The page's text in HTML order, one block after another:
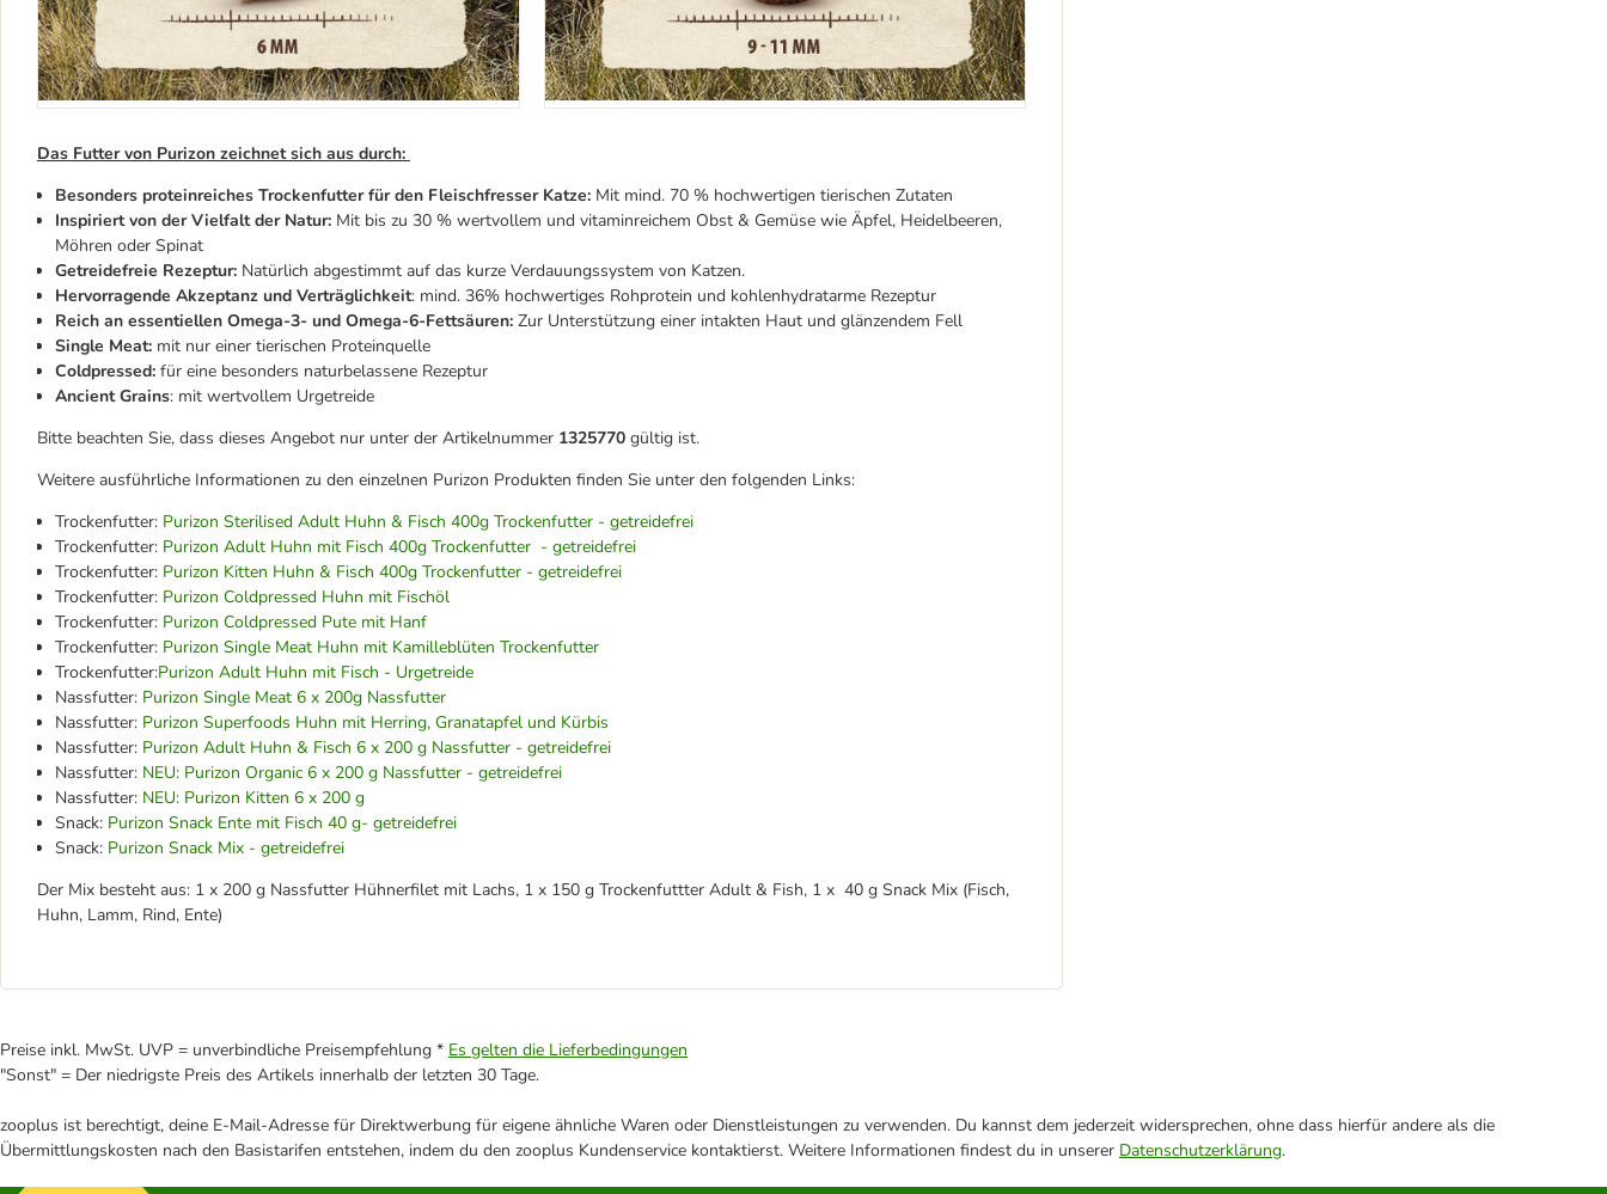
Das Futter von Purizon zeichnet sich aus durch:
Besonders proteinreiches Trockenfutter für den Fleischfresser Katze: Mit mind. 70 % hochwertigen tierischen Zutaten
Inspiriert von der Vielfalt der Natur: Mit bis zu 30 % wertvollem und vitaminreichem Obst & Gemüse wie Äpfel, Heidelbeeren,
Möhren oder Spinat
Getreidefreie Rezeptur: Natürlich abgestimmt auf das kurze Verdauungssystem von Katzen.
Hervorragende Akzeptanz und Verträglichkeit: mind. 36% hochwertiges Rohprotein und kohlenhydratarme Rezeptur
Reich an essentiellen Omega-3- und Omega-6-Fettsäuren: Zur Unterstützung einer intakten Haut und glänzendem Fell
Single Meat: mit nur einer tierischen Proteinquelle
Coldpressed: für eine besonders naturbelassene Rezeptur
Ancient Grains: mit wertvollem Urgetreide
Bitte beachten Sie, dass dieses Angebot nur unter der Artikelnummer 1325770 gültig ist.
Weitere ausführliche Informationen zu den einzelnen Purizon Produkten finden Sie unter den folgenden Links:
Trockenfutter: Purizon Sterilised Adult Huhn & Fisch 400g Trockenfutter - getreidefrei
Trockenfutter: Purizon Adult Huhn mit Fisch 400g Trockenfutter - getreidefrei
Trockenfutter: Purizon Kitten Huhn & Fisch 400g Trockenfutter - getreidefrei
Trockenfutter: Purizon Coldpressed Huhn mit Fischöl
Trockenfutter: Purizon Coldpressed Pute mit Hanf
Trockenfutter: Purizon Single Meat Huhn mit Kamilleblüten Trockenfutter
Trockenfutter:Purizon Adult Huhn mit Fisch - Urgetreide
Nassfutter: Purizon Single Meat 6 x 200g Nassfutter
Nassfutter: Purizon Superfoods Huhn mit Herring, Granatapfel und Kürbis
Nassfutter: Purizon Adult Huhn & Fisch 6 x 200 g Nassfutter - getreidefrei
Nassfutter: NEU: Purizon Organic 6 x 200 g Nassfutter - getreidefrei
Nassfutter: NEU: Purizon Kitten 6 x 200 g
Snack: Purizon Snack Ente mit Fisch 40 g- getreidefrei
Snack: Purizon Snack Mix - getreidefrei
Der Mix besteht aus: 1 x 200 g Nassfutter Hühnerfilet mit Lachs, 1 x 150 g Trockenfuttter Adult & Fish, 1 x 40 g Snack Mix (Fisch,
Huhn, Lamm, Rind, Ente)
Preise inkl. MwSt. UVP = unverbindliche Preisempfehlung * Es gelten die Lieferbedingungen
"Sonst" = Der niedrigste Preis des Artikels innerhalb der letzten 30 Tage.
zooplus ist berechtigt, deine E-Mail-Adresse für Direktwerbung für eigene ähnliche Waren oder Dienstleistungen zu verwenden. Du kannst dem jederzeit widersprechen, ohne dass hierfür andere als die
Übermittlungskosten nach den Basistarifen entstehen, indem du den zooplus Kundenservice kontaktierst. Weitere Informationen findest du in unserer Datenschutzerklärung.